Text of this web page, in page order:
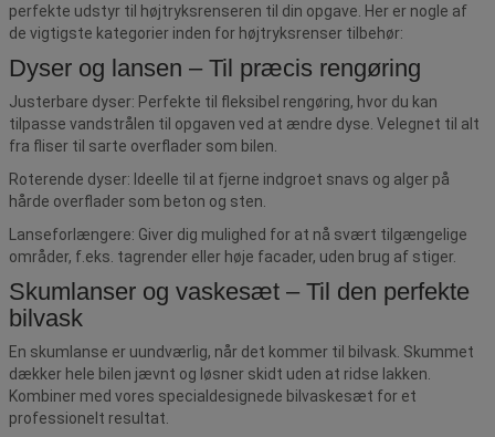
perfekte udstyr til højtryksrenseren til din opgave. Her er nogle af
de vigtigste kategorier inden for højtryksrenser tilbehør:
Dyser og lansen – Til præcis rengøring
Justerbare dyser: Perfekte til fleksibel rengøring, hvor du kan
tilpasse vandstrålen til opgaven ved at ændre dyse. Velegnet til alt
fra fliser til sarte overflader som bilen.
Roterende dyser: Ideelle til at fjerne indgroet snavs og alger på
hårde overflader som beton og sten.
Lanseforlængere: Giver dig mulighed for at nå svært tilgængelige
områder, f.eks. tagrender eller høje facader, uden brug af stiger.
Skumlanser og vaskesæt – Til den perfekte
bilvask
En skumlanse er uundværlig, når det kommer til bilvask. Skummet
dækker hele bilen jævnt og løsner skidt uden at ridse lakken.
Kombiner med vores specialdesignede bilvaskesæt for et
professionelt resultat.